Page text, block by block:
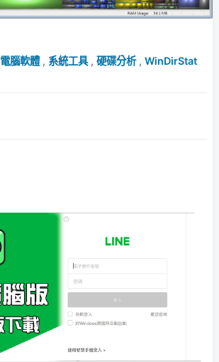
電腦軟體, 系統工具, 硬碟分析, WinDirStat